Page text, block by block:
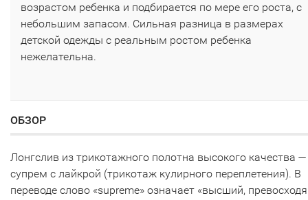
возрастом ребенка и подбирается по мере его роста, с
небольшим запасом. Сильная разница в размерах
детской одежды с реальным ростом ребенка
нежелательна.
ОБЗОР
Лонгслив из трикотажного полотна высокого качества —
супрем с лайкрой (трикотаж кулирного переплетения). В
переводе слово «supreme» означает «высший,